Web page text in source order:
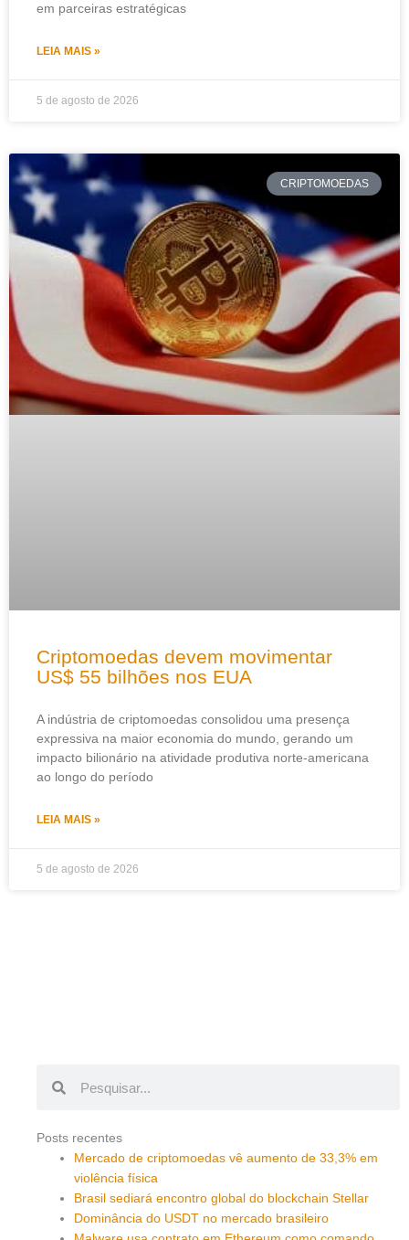
em parceiras estratégicas
LEIA MAIS »
5 de agosto de 2026
CRIPTOMOEDAS
Criptomoedas devem movimentar
US$ 55 bilhões nos EUA
A indústria de criptomoedas consolidou uma presença
expressiva na maior economia do mundo, gerando um
impacto bilionário na atividade produtiva norte-americana
ao longo do período
LEIA MAIS »
5 de agosto de 2026
Posts recentes
Mercado de criptomoedas vê aumento de 33,3% em
violência física
Brasil sediará encontro global do blockchain Stellar
Dominância do USDT no mercado brasileiro